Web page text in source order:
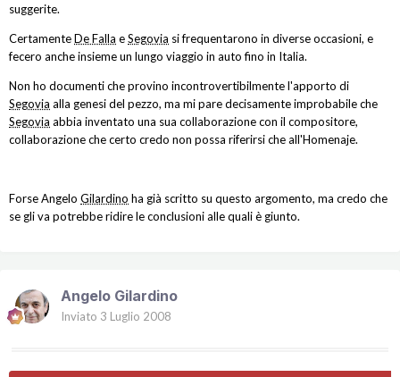
suggerite.
CertamenteDe Falla eSegovia si frequentarono in diverse occasioni, e
fecero anche insieme un lungo viaggio in auto fino in Italia.
Non ho documenti che provino incontrovertibilmente l'apporto di
Segovia alla genesi del pezzo, ma mi pare decisamente improbabile che
Segovia abbia inventato una sua collaborazione con il compositore,
collaborazione che certo credo non possa riferirsi che all'Homenaje.
Forse Angelo Gilardino ha già scritto su questo argomento, ma credo che
se gli va potrebbe ridire le conclusioni alle quali è giunto.
Angelo Gilardino
Inviato 3 Luglio 2008